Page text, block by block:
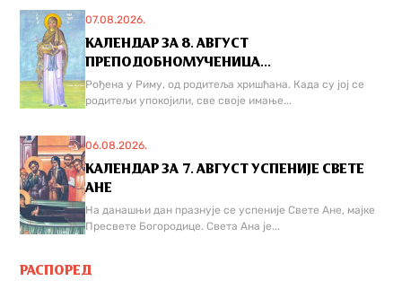
07.08.2026.
КАЛЕНДАР ЗА 8. АВГУСТ
ПРЕПОДОБНОМУЧЕНИЦА...
Рођена у Риму, од родитеља хришћана. Када су јој се
родитељи упокојили, све своје имање...
06.08.2026.
КАЛЕНДАР ЗА 7. АВГУСТ УСПЕНИЈЕ СВЕТЕ
АНЕ
На данашњи дан празнује се успеније Свете Ане, мајке
Пресвете Богородице. Света Ана је...
РАСПОРЕД